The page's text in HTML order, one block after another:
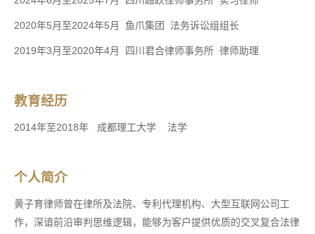
2020年5月至2024年5月 鱼爪集团 法务诉讼组组长
2019年3月至2020年4月 四川君合律师事务所 律师助理
教育经历
2014年至2018年 成都理工大学 法学
个人简介
黄子育律师曾在律所及法院、专利代理机构、大型互联网公司工
作，深谙前沿审判思维逻辑，能够为客户提供优质的交叉复合法律